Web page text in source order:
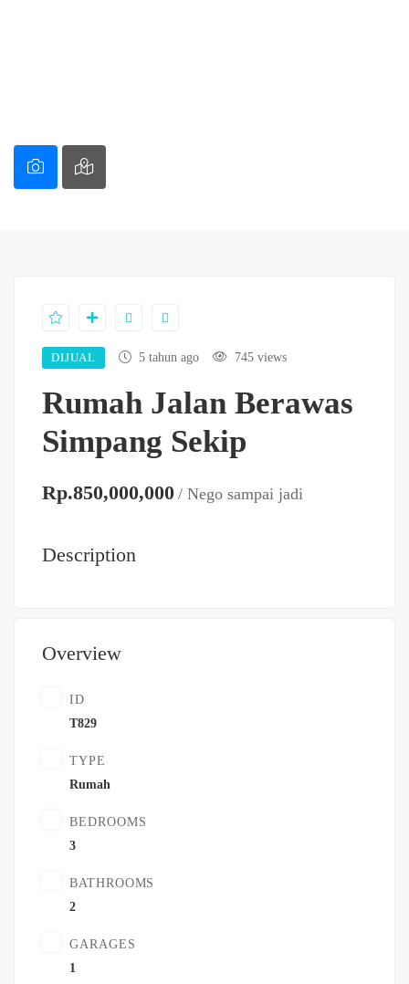
DIJUAL 5 tahun ago 745 views
Rumah Jalan Berawas
Simpang Sekip
Rp.850,000,000 / Nego sampai jadi
Description
Overview
ID
T829
TYPE
Rumah
BEDROOMS
3
BATHROOMS
2
GARAGES
1